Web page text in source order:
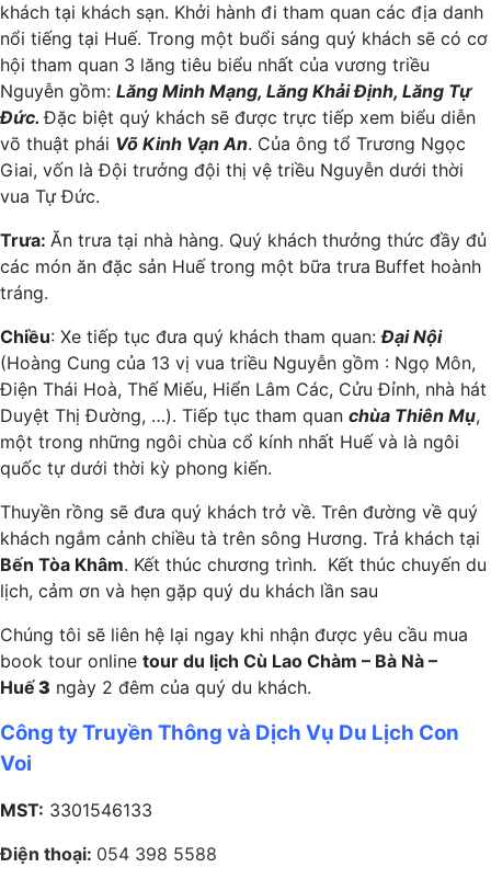
khách tại khách sạn. Khởi hành đi tham quan các địa danh
nổi tiếng tại Huế. Trong một buổi sáng quý khách sẽ có cơ
hội tham quan 3 lăng tiêu biểu nhất của vương triều
Nguyễn gồm: Lăng Minh Mạng, Lăng Khải Định, Lăng Tự
Đức.Đặc biệt quý khách sẽ được trực tiếp xem biểu diễn
võ thuật phái Võ Kinh Vạn An. Của ông tổ Trương Ngọc
Giai, vốn là Đội trưởng đội thị vệ triều Nguyễn dưới thời
vua Tự Đức.
Trưa: Ăn trưa tại nhà hàng. Quý khách thưởng thức đầy đủ
các món ăn đặc sản Huế trong một bữa trưa Buffet hoành
tráng.
Chiều: Xe tiếp tục đưa quý khách tham quan:Đại Nội
(Hoàng Cung của 13 vị vua triều Nguyễn gồm : Ngọ Môn,
Điện Thái Hoà, Thế Miếu, Hiển Lâm Các, Cửu Đỉnh, nhà hát
Duyệt Thị Đường, …). Tiếp tục tham quan chùa Thiên Mụ,
một trong những ngôi chùa cổ kính nhất Huế và là ngôi
quốc tự dưới thời kỳ phong kiến.
Thuyền rồng sẽ đưa quý khách trở về. Trên đường về quý
khách ngắm cảnh chiều tà trên sông Hương. Trả khách tại
Bến Tòa Khâm. Kết thúc chương trình. Kết thúc chuyến du
lịch, cảm ơn và hẹn gặp quý du khách lần sau
Chúng tôi sẽ liên hệ lại ngay khi nhận được yêu cầu mua
book tour online tour du lịch Cù Lao Chàm – Bà Nà –
Huế3 ngày 2 đêm của quý du khách.
Công ty Truyền Thông và Dịch Vụ Du Lịch Con
Voi
MST: 3301546133
Điện thoại: 054 398 5588